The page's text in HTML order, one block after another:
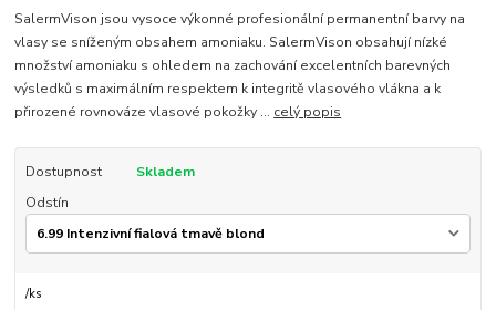
SalermVison jsou vysoce výkonné profesionální permanentní barvy na
vlasy se sníženým obsahem amoniaku. SalermVison obsahují nízké
množství amoniaku s ohledem na zachování excelentních barevných
výsledků s maximálním respektem k integritě vlasového vlákna a k
přirozené rovnováze vlasové pokožky ... celý popis
Dostupnost
Skladem
Odstín
/ks